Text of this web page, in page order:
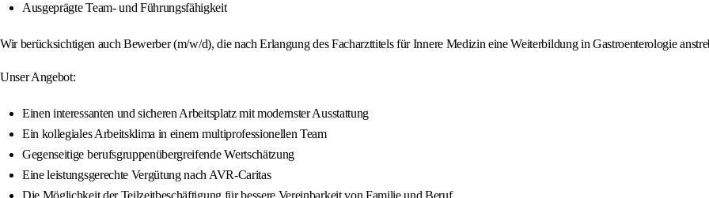
Ausgeprägte Team- und Führungsfähigkeit
Wir berücksichtigen auch Bewerber (m/w/d), die nach Erlangung des Facharzttitels für Innere Medizin eine Weiterbildung in Gastroenterologie
Unser Angebot:
Einen interessanten und sicheren Arbeitsplatz mit modernster Ausstattung
Ein kollegiales Arbeitsklima in einem multiprofessionellen Team
Gegenseitige berufsgruppenübergreifende Wertschätzung
Eine leistungsgerechte Vergütung nach AVR‑Caritas